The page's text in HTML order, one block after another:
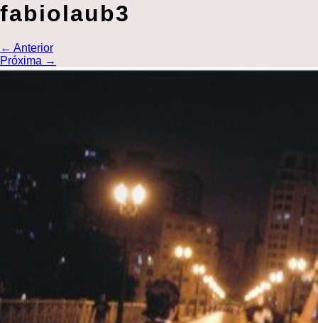
fabiolaub3
← Anterior
Próxima →